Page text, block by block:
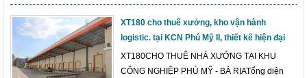
XT180 cho thuê xưởng, kho vận hành
logistic. tại KCN Phú Mỹ II, thiết kế hiện đại
XT180CHO THUÊ NHÀ XƯỞNG TẠI KHU
CÔNG NGHIỆP PHÚ MỸ - BÀ RỊATổng diện